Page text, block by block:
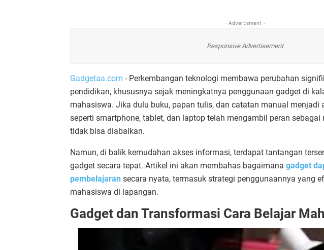
- Advertisment -
Responsive Advertisement
Gadgetaa.com - Perkembangan teknologi membawa perubahan
pendidikan, khususnya sejak meningkatnya penggunaan gadget di
mahasiswa. Jika dulu buku, papan tulis, dan catatan manual menjadi
seperti smartphone, tablet, dan laptop telah mengambil peran
tidak bisa diabaikan.
Namun, di balik kemudahan akses informasi, terdapat tantangan
gadget secara tepat. Artikel ini akan membahas bagaimana gadget
pembelajaran secara nyata, termasuk strategi penggunaannya yang
mahasiswa di lapangan.
Gadget dan Transformasi Cara Belajar